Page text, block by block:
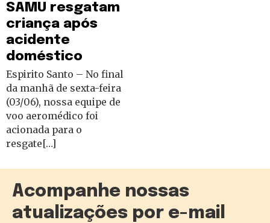
SAMU resgatam
criança após
acidente
doméstico
Espirito Santo – No final
da manhã de sexta-feira
(03/06), nossa equipe de
voo aeromédico foi
acionada para o
resgate[…]
Acompanhe nossas
atualizações por e-mail